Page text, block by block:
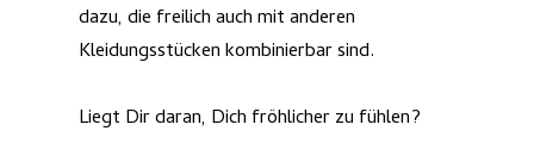
dazu, die freilich auch mit anderen
Kleidungsstücken kombinierbar sind.
Liegt Dir daran, Dich fröhlicher zu fühlen?